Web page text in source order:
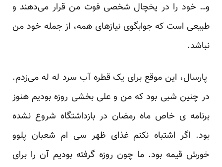
و… خود را در یخچال شخصی فوت من قرار می‌دهند و
طبیعی است که جوابگوی نیازهای همه، از جمله خود من
نباشد.
پارسال، این موقع برای یک قطره آب سرد له له می‌زدم.
در چنین شبی بود که من و علی بخشی روزه بودیم هنوز
برنامه ی خاص ماه رمضان در بازداشتگاه شروع نشده
بود. اگر اشتباه نکنم غذای ظهر سی ام شعبان پلوو
خورش قیمه بود. ما چون روزه گرفته بودیم آن را برای